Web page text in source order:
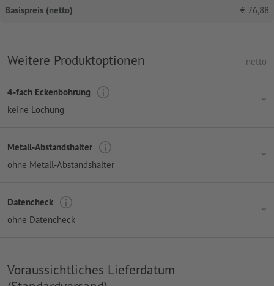
Basispreis (netto) € 76,88
Weitere Produktoptionen netto
4-fach Eckenbohrung
keine Lochung
Metall-Abstandshalter
ohne Metall-Abstandshalter
Datencheck
ohne Datencheck
Voraussichtliches Lieferdatum